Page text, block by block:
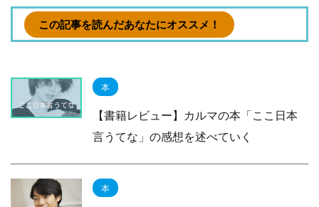
この記事を読んだあなたにオススメ！
本
【書籍レビュー】カルマの本「ここ日本
言うてな」の感想を述べていく
本